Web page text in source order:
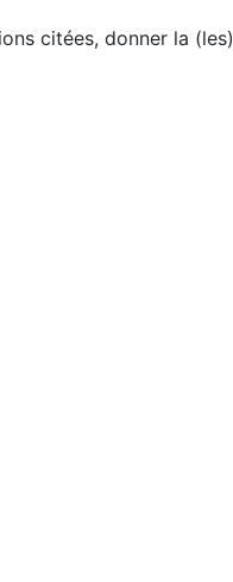
citées, donner la (les)